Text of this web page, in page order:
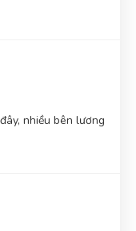
nhiều bên lương